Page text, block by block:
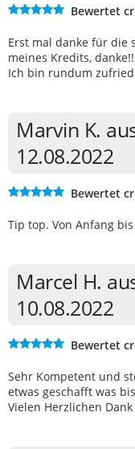
Bewertet
Erst mal danke für die
meines Kredits, danke!!
Ich bin rundum
Marvin K.
12.08.2022
Bewertet
Tip top. Von Anfang
Marcel H.
10.08.2022
Bewertet
Sehr Kompetent und
etwas geschafft was
Vielen Herzlichen Dank